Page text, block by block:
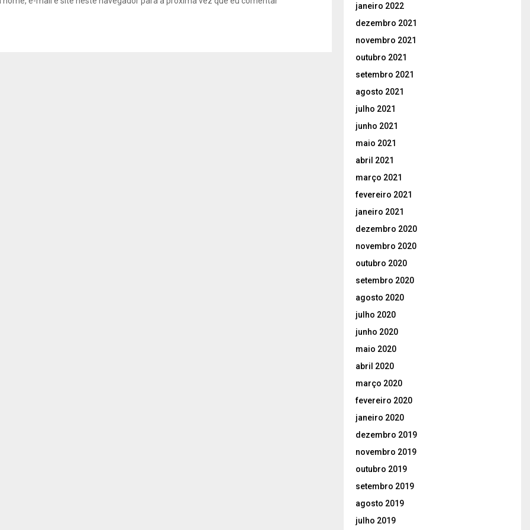
janeiro 2022
dezembro 2021
novembro 2021
outubro 2021
setembro 2021
agosto 2021
julho 2021
junho 2021
maio 2021
abril 2021
março 2021
fevereiro 2021
janeiro 2021
dezembro 2020
novembro 2020
outubro 2020
setembro 2020
agosto 2020
julho 2020
junho 2020
maio 2020
abril 2020
março 2020
fevereiro 2020
janeiro 2020
dezembro 2019
novembro 2019
outubro 2019
setembro 2019
agosto 2019
julho 2019